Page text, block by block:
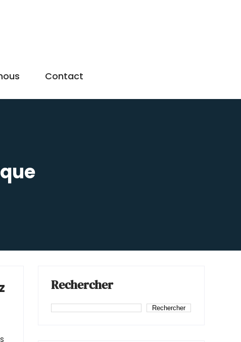
Contact
Rechercher
Rechercher